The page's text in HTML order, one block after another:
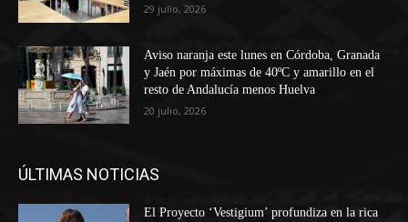
29 julio, 2026
Aviso naranja este lunes en Córdoba, Granada
y Jaén por máximas de 40ºC y amarillo en el
resto de Andalucía menos Huelva
20 julio, 2026
ÚLTIMAS NOTICIAS
El Proyecto ‘Vestigium’ profundiza en la rica